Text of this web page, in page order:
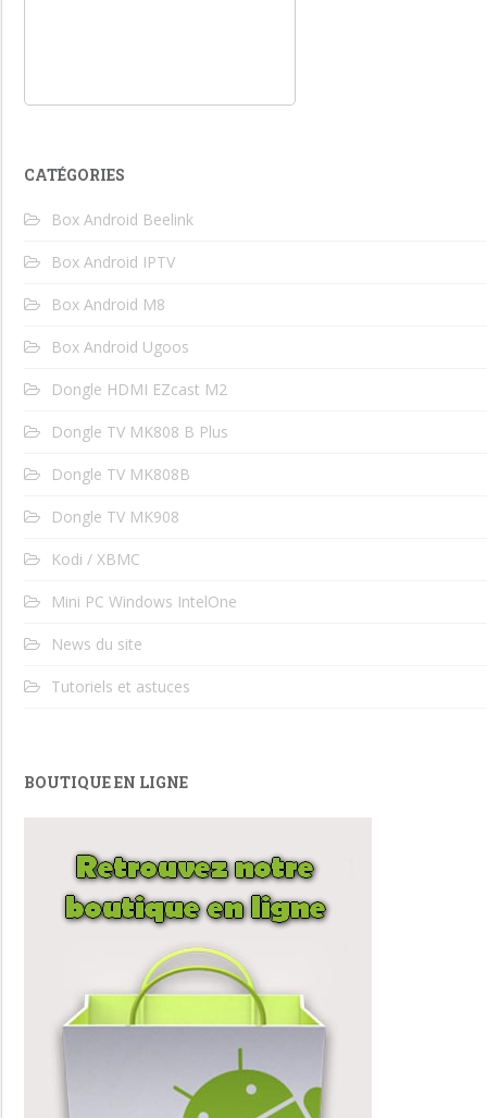
CATÉGORIES
Box Android Beelink
Box Android IPTV
Box Android M8
Box Android Ugoos
Dongle HDMI EZcast M2
Dongle TV MK808 B Plus
Dongle TV MK808B
Dongle TV MK908
Kodi / XBMC
Mini PC Windows IntelOne
News du site
Tutoriels et astuces
BOUTIQUE EN LIGNE